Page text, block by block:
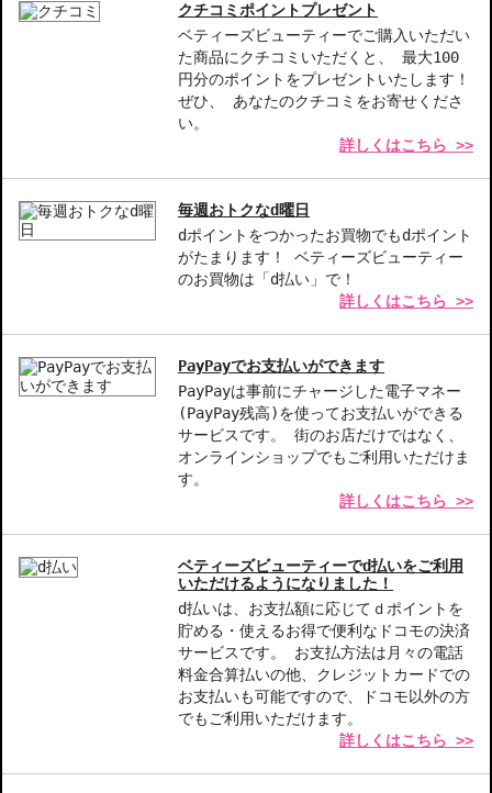
【こんな方へおすすめ】
美しいネイルを長持ちさせたい方
忙しい日常の中でも手軽に美しさを楽しみたい方
クチコミポイントプレゼント
ベティーズビューティーでご購入いただい
た商品にクチコミいただくと、 最大100
円分のポイントをプレゼントいたします！
ぜひ、 あなたのクチコミをお寄せくださ
い。
詳しくはこちら >>
毎週おトクなd曜日
dポイントをつかったお買物でもdポイント
がたまります！ ベティーズビューティー
のお買物は「d払い」で！
詳しくはこちら >>
PayPayでお支払いができます
PayPayは事前にチャージした電子マネー
(PayPay残高)を使ってお支払いができる
サービスです。 街のお店だけではなく、
オンラインショップでもご利用いただけま
す。
詳しくはこちら >>
ベティーズビューティーでd払いをご利用
いただけるようになりました！
d払いは、お支払額に応じてｄポイントを
貯める・使えるお得で便利なドコモの決済
サービスです。 お支払方法は月々の電話
料金合算払いの他、クレジットカードでの
お支払いも可能ですので、ドコモ以外の方
でもご利用いただけます。
詳しくはこちら >>